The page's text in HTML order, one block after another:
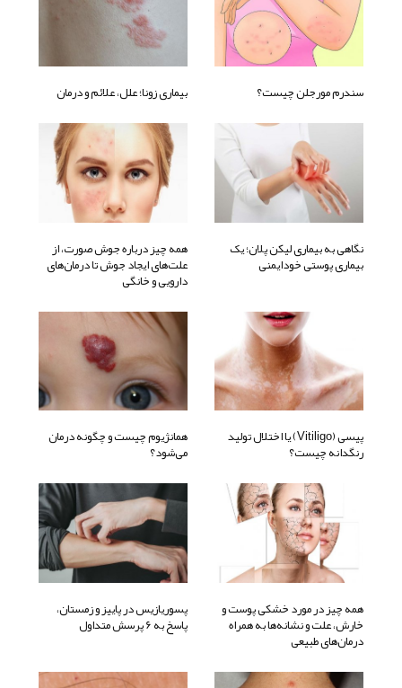
سندرم مورجلن چیست؟ بیماری زونا؛ علل، علائم و درمان
نگاهی به بیماری لیکن پلان؛ یک
بیماری پوستی خودایمنی
همه چیز درباره جوش صورت، از
علت‌های ایجاد جوش تا درمان‌های
دارویی و خانگی
پیسی (Vitiligo) یا اختلال تولید
رنگدانه چیست؟
همانژیوم چیست و چگونه درمان
می‌شود؟
همه چیز در مورد خشکی پوست و
خارش، علت و نشانه‌ها به همراه
درمان‌های طبیعی
پسوریازیس در پاییز و زمستان،
پاسخ به 6 پرسش متداول